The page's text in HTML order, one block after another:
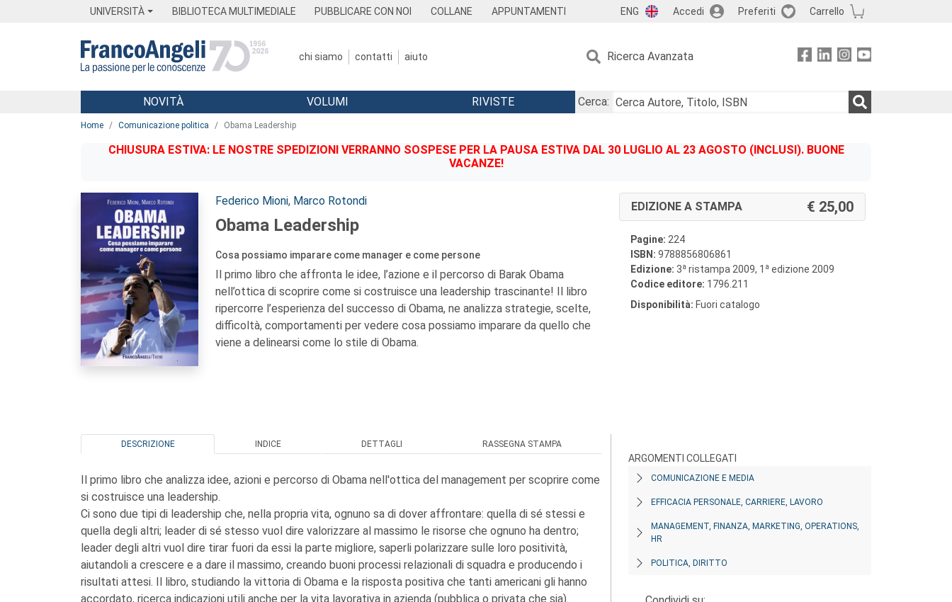
UNIVERSITÀ BIBLIOTECA MULTIMEDIALE PUBBLICARE CON NOI COLLANE APPUNTAMENTI ENG Accedi Preferiti Carrello
chi siamo contatti aiuto Ricerca Avanzata
Menu
NOVITÀ VOLUMI RIVISTE
Cerca:
Home Comunicazione politica Obama Leadership
CHIUSURA ESTIVA: LE NOSTRE SPEDIZIONI VERRANNO SOSPESE PER LA PAUSA ESTIVA DAL 30 LUGLIO AL 23 AGOSTO (INCLUSI). BUONE
VACANZE!
Autori:
Federico Mioni, Marco Rotondi
Obama Leadership
Cosa possiamo imparare come manager e come persone
Il primo libro che affronta le idee, l’azione e il percorso di Barak Obama
nell’ottica di scoprire come si costruisce una leadership trascinante! Il libro
ripercorre l’esperienza del successo di Obama, ne analizza strategie, scelte,
difficoltà, comportamenti per vedere cosa possiamo imparare da quello che
viene a delinearsi come lo stile di Obama.
EDIZIONE A STAMPA 25,00
Pagine: 224
ISBN: 9788856806861
Edizione: 3a ristampa 2009, 1 a edizione 2009
Codice editore: 1796.211
Disponibilità: Fuori catalogo
DESCRIZIONE INDICE DETTAGLI RASSEGNA STAMPA
Il primo libro che analizza idee, azioni e percorso di Obama nell'ottica del management per scoprire come
si costruisce una leadership.
Ci sono due tipi di leadership che, nella propria vita, ognuno sa di dover affrontare: quella di sé stessi e
quella degli altri; leader di sé stesso vuol dire valorizzare al massimo le risorse che ognuno ha dentro;
leader degli altri vuol dire tirar fuori da essi la parte migliore, saperli polarizzare sulle loro positività,
aiutandoli a crescere e a dare il massimo, creando buoni processi relazionali di squadra e producendo i
risultati attesi. Il libro, studiando la vittoria di Obama e la risposta positiva che tanti americani gli hanno
accordato, ricerca indicazioni utili anche per la vita lavorativa in azienda (pubblica o privata che sia).
ARGOMENTI COLLEGATI
COMUNICAZIONE E MEDIA
EFFICACIA PERSONALE, CARRIERE, LAVORO
MANAGEMENT, FINANZA, MARKETING, OPERATIONS,
HR
POLITICA, DIRITTO